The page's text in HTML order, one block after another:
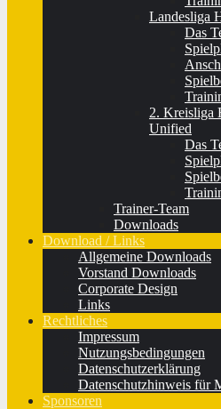
Landesliga
Das
2. Kreisliga
Unified
Das
Trainer-Team
Downloads
Download / Links
Allgemeine Downloads
Vorstand Downloads
Corporate Design
Links
Rechtliches
Impressum
Nutzungsbedingungen
Datenschutzerklärung
Datenschutzhinweis für
Sponsoren